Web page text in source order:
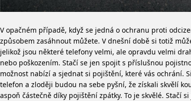
V opačném případě, když se jedná o ochranu proti
způsobem zasáhnout můžete. V dnešní době si totiž
jelikož jsou některé telefony velmi, ale opravdu velmi
nebo poškozením. Stačí se jen spojit s příslušnou
možnost nabízí a sjednat si pojištění, které vás ochrání.
telefon a zloději budou na sebe pyšní, že získali skvělí
aspoň částečně díky pojištění zpátky. To je skvělé. Stačí